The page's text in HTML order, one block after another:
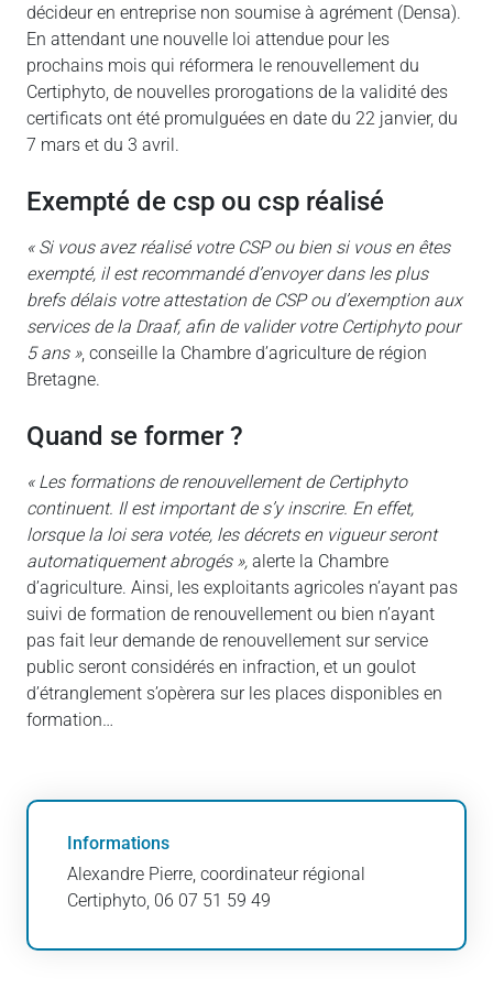
décideur en entreprise non soumise à agrément (Densa).
En attendant une nouvelle loi attendue pour les
prochains mois qui réformera le renouvellement du
Certiphyto, de nouvelles prorogations de la validité des
certificats ont été promulguées en date du 22 janvier, du
7 mars et du 3 avril.
exempté de csp ou csp réalisé
« Si vous avez réalisé votre CSP ou bien si vous en êtes
exempté, il est recommandé d’envoyer dans les plus
brefs délais votre attestation de CSP ou d’exemption aux
services de la Draaf, afin de valider votre Certiphyto pour
5 ans », conseille la Chambre d’agriculture de région
Bretagne.
quand se former ?
« Les formations de renouvellement de Certiphyto
continuent. Il est important de s’y inscrire. En effet,
lorsque la loi sera votée, les décrets en vigueur seront
automatiquement abrogés », alerte la Chambre
d’agriculture. Ainsi, les exploitants agricoles n’ayant pas
suivi de formation de renouvellement ou bien n’ayant
pas fait leur demande de renouvellement sur service
public seront considérés en infraction, et un goulot
d’étranglement s’opèrera sur les places disponibles en
formation…
Informations
Alexandre Pierre, coordinateur régional
Certiphyto, 06 07 51 59 49